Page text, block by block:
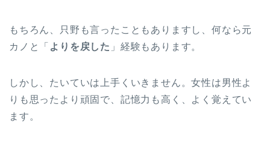
もちろん、只野も言ったこともありますし、何なら元
カノと「 よりを戻した 」経験もあります。
しかし、たいていは上手くいきません。女性は男性よ
りも思ったより頑固で、記憶力も高く、よく覚えてい
ます。